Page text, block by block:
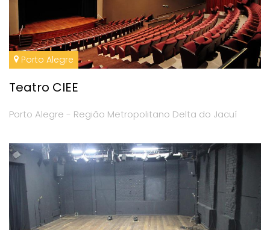
Porto Alegre
Teatro CIEE
Porto Alegre - Região Metropolitano Delta do Jacuí